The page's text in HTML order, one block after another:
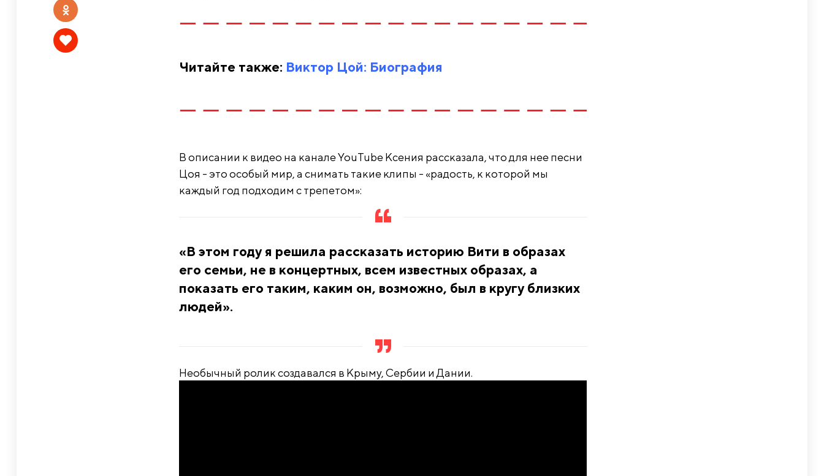
Читайте также: Виктор Цой: Биография
В описании к видео на канале YouTube Ксения рассказала, что для нее песни
Цоя - это особый мир, а снимать такие клипы - «радость, к которой мы
каждый год подходим с трепетом»:
«В этом году я решила рассказать историю Вити в образах
его семьи, не в концертных, всем известных образах, а
показать его таким, каким он, возможно, был в кругу близких
людей».
Необычный ролик создавался в Крыму, Сербии и Дании.